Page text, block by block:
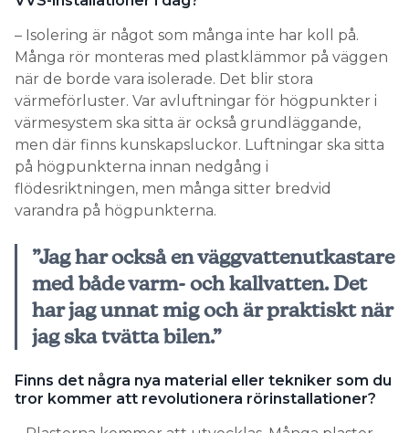
– Isolering är något som många inte har koll på.
Många rör monteras med plastklämmor på väggen
när de borde vara isolerade. Det blir stora
värmeförluster. Var avluftningar för högpunkter i
värmesystem ska sitta är också grundläggande,
men där finns kunskapsluckor. Luftningar ska sitta
på högpunkterna innan nedgång i
flödesriktningen, men många sitter bredvid
varandra på högpunkterna.
”Jag har också en väggvattenutkastare
med både varm- och kallvatten. Det
har jag unnat mig och är praktiskt när
jag ska tvätta bilen.”
Finns det några nya material eller tekniker som du
tror kommer att revolutionera rörinstallationer?